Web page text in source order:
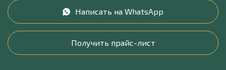
Написать на WhatsApp
Получить прайс-лист